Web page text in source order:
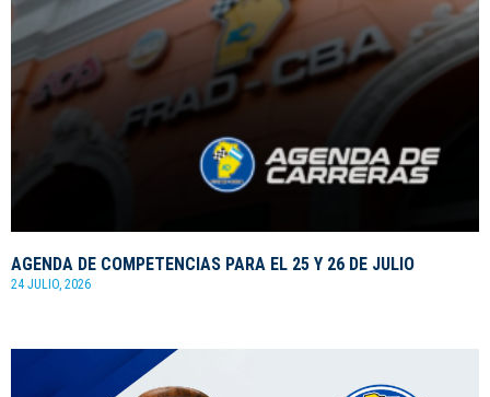
AGENDA DE COMPETENCIAS PARA EL 25 Y 26 DE JULIO
24 JULIO, 2026